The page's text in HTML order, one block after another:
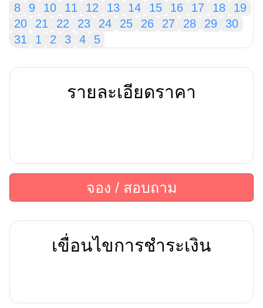
8
9 10 11 12 13 14 15 16 17 18
19
20
21 22 23 24 25 26 27 28 29
30
31
1 2 3 4 5
รายละเอียดราคา
จอง / สอบถาม
เขื่อนไขการชำระเงิน